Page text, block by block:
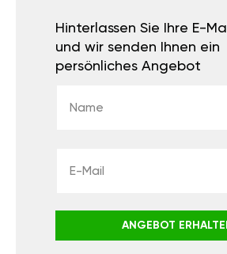
Hinterlassen Sie Ihre E-
und wir senden Ihnen ein
persönliches Angebot
ANGEBOT